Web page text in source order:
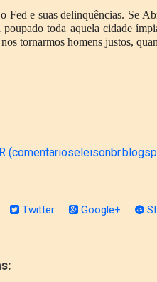
Fed e suas delinquências. Se
poupado toda aquela cidade
tornarmos homens justos,
Twitter Google+